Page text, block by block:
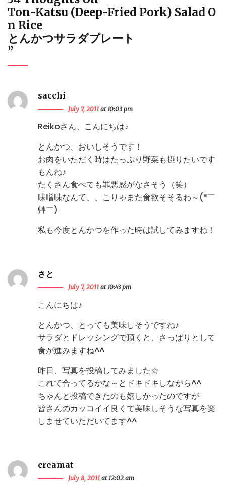
Ton-Katsu (Deep-Fried Pork) Salad O
N Rice
とんかつサラダプレート
”
sacchi
July 7, 2011 at 10:03 pm
Reikoさん、こんにちは♪
とんかつ、おいしそうです！
お肉をいただく時はたっぷり野菜も摂りたいです
もんね♪
たくさん食べても罪悪感がなさそう（笑）
味噌味なんて、、こりゃまた食欲そそるわ～(*￣
艸￣)
私も今度とんかつを作った時は試してみますね！
さと
July 7, 2011 at 10:43 pm
こんにちは♪
とんかつ、とっても美味しそうですね♪
サラダとドレッシングで頂くと、さっぱりとして
食が進みますね^^
昨日、写真を投稿してみました☆
これで合ってるかな～とドキドキしながら^^
ちゃんと投稿できたのも嬉しかったのですが
皆さんのカッコイイ良くて美味しそうな写真を楽
しませていただいてます^^
creamat
July 8, 2011 at 12:02 am